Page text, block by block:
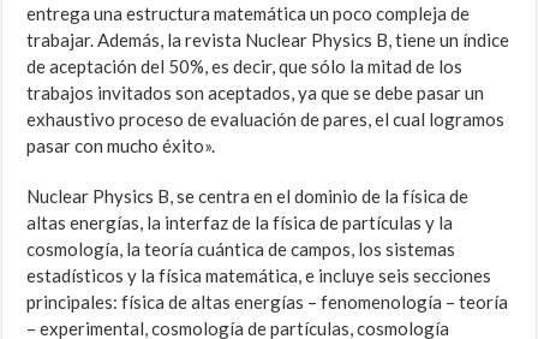
entrega una estructura matemática un poco compleja de
trabajar. Además, la revista Nuclear Physics B, tiene un índice
de aceptación del 50%, es decir, que sólo la mitad de los
trabajos invitados son aceptados, ya que se debe pasar un
exhaustivo proceso de evaluación de pares, el cual logramos
pasar con mucho éxito».
Nuclear Physics B, se centra en el dominio de la física de
altas energías, la interfaz de la física de partículas y la
cosmología, la teoría cuántica de campos, los sistemas
estadísticos y la física matemática, e incluye seis secciones
principales: física de altas energías – fenomenología – teoría
– experimental, cosmología de partículas, cosmología